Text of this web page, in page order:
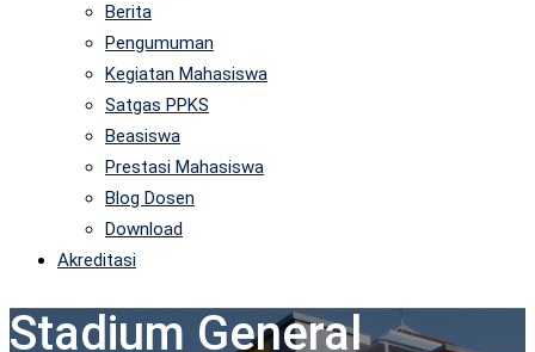
Berita
Pengumuman
Kegiatan Mahasiswa
Satgas PPKS
Beasiswa
Prestasi Mahasiswa
Blog Dosen
Download
Akreditasi
Stadium General